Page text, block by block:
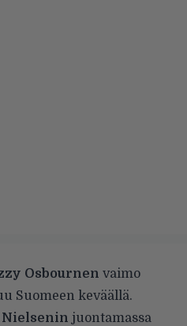
Osbournen vaimo
Suomeen keväällä.
juontamassa